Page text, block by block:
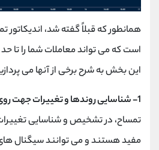
همانطور که قبلاً گفته شد، اندیکاتور
است که می تواند معاملات شما را تا
این بخش به شرح برخی از آنها می
1- شناسایی روندها و تغییرات جهت روی نمودار:
تمساح، در تشخیص و شناسایی
مفید هستند و می توانند سیگنال های